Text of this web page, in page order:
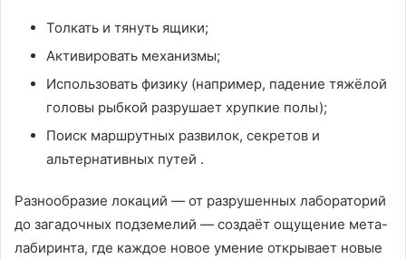
Толкать и тянуть ящики;
Активировать механизмы;
Использовать физику (например, падение тяжёлой
головы рыбкой разрушает хрупкие полы);
Поиск маршрутных развилок, секретов и
альтернативных путей .
Разнообразие локаций — от разрушенных лабораторий
до загадочных подземелий — создаёт ощущение мета-
лабиринта, где каждое новое умение открывает новые